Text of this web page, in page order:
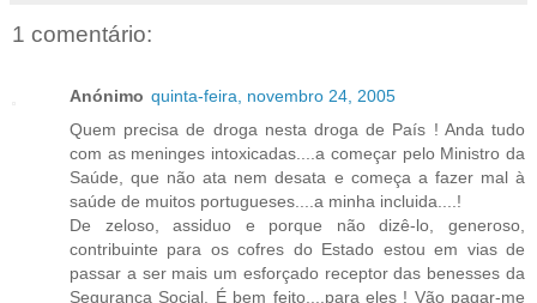
1 comentário:
Anónimo quinta-feira, novembro 24, 2005
Quem precisa de droga nesta droga de País ! Anda tudo
com as meninges intoxicadas....a começar pelo Ministro da
Saúde, que não ata nem desata e começa a fazer mal à
saúde de muitos portugueses....a minha incluida....!
De zeloso, assiduo e porque não dizê-lo, generoso,
contribuinte para os cofres do Estado estou em vias de
passar a ser mais um esforçado receptor das benesses da
Segurança Social. É bem feito....para eles ! Vão pagar-me